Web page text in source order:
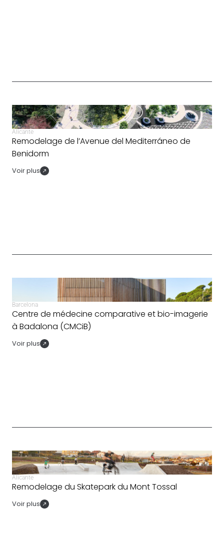
Alicante
Remodelage de l’Avenue del Mediterráneo de
Benidorm
Voir plus
Barcelona
Centre de médecine comparative et bio-imagerie
à Badalona (CMCiB)
Voir plus
Alicante
Remodelage du Skatepark du Mont Tossal
Voir plus